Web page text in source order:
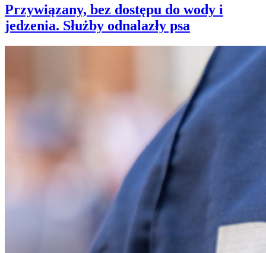
Przywiązany, bez dostępu do wody i
jedzenia. Służby odnalazły psa